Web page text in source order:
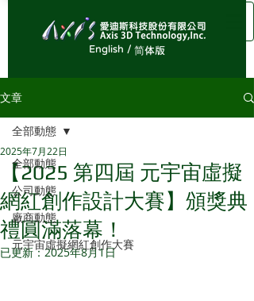
English / 简体版
文章
全部動態
公司動態
廠商動態
元宇宙虛擬網紅創作大賽
全部動態
【2025 第四屆 元宇宙虛擬
網紅創作設計大賽】頒獎典
禮圓滿落幕！
2025年7月22日
已更新：2025年8月1日